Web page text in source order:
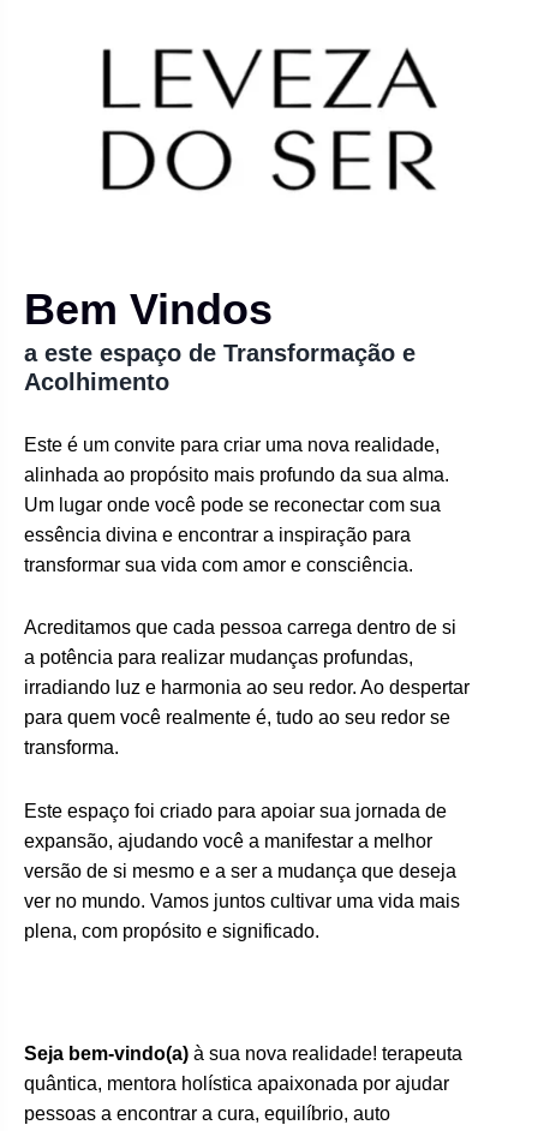
Bem Vindos
a este espaço de Transformação e
Acolhimento
Este é um convite para criar uma nova realidade,
alinhada ao propósito mais profundo da sua alma.
Um lugar onde você pode se reconectar com sua
essência divina e encontrar a inspiração para
transformar sua vida com amor e consciência.
Acreditamos que cada pessoa carrega dentro de si
a potência para realizar mudanças profundas,
irradiando luz e harmonia ao seu redor. Ao despertar
para quem você realmente é, tudo ao seu redor se
transforma.
Este espaço foi criado para apoiar sua jornada de
expansão, ajudando você a manifestar a melhor
versão de si mesmo e a ser a mudança que deseja
ver no mundo. Vamos juntos cultivar uma vida mais
plena, com propósito e significado.
Seja bem-vindo(a) à sua nova realidade! terapeuta
quântica, mentora holística apaixonada por ajudar
pessoas a encontrar a cura, equilíbrio, auto